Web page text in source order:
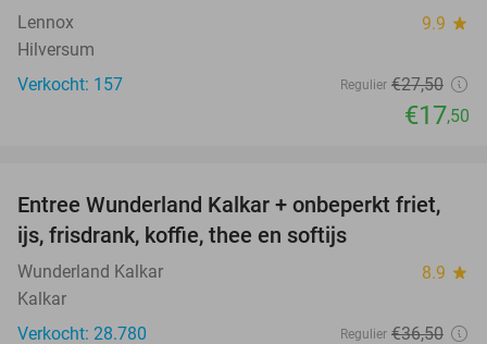
Lennox 9.9 star
Hilversum
Verkocht: 157
Regulier €27,50
€17,50
32%
Entree Wunderland Kalkar + onbeperkt friet,
ijs, frisdrank, koffie, thee en softijs
Wunderland Kalkar 8.9 star
Kalkar
Verkocht: 28.780
Regulier €36,50